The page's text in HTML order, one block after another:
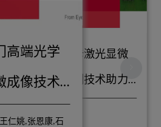
高端光学
成像技术
会
仁姚,张恩康,石
徕卡激光显微
切割技术助力
植物单细胞组